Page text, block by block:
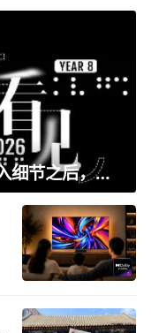
6大品牌手机无障碍横评：深入细节之后，似乎只有苹果能挺住？｜ 看见2026